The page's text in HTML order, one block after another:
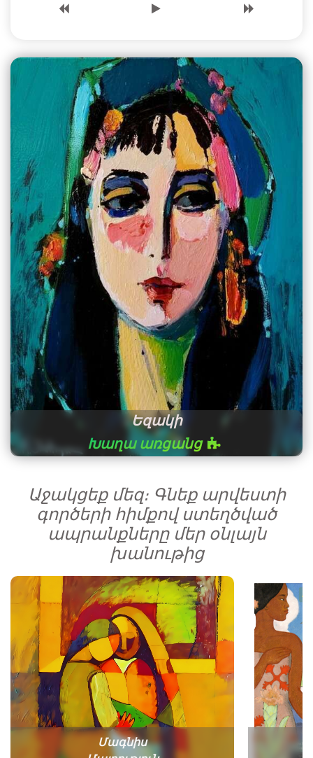
Եզակի
Խաղա առցանց
Աջակցեք մեզ։ Գնեք արվեստի
գործերի հիմքով ստեղծված
ապրանքները մեր օնլայն
խանութից
Մագնիս